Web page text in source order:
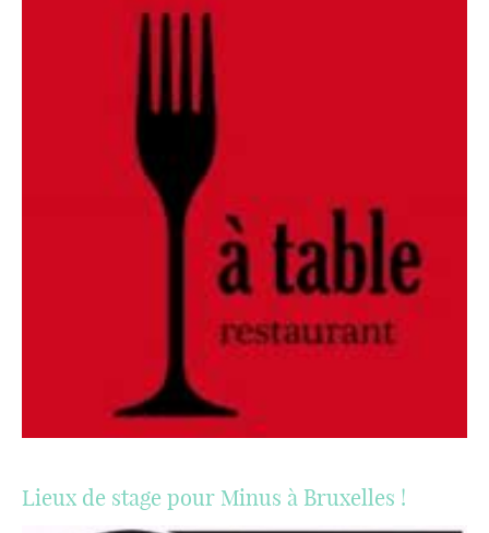
Lieux de stage pour Minus à Bruxelles !